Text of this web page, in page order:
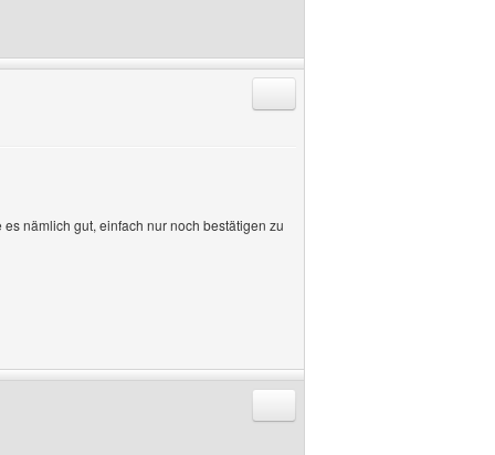
nämlich gut, einfach nur noch bestätigen zu